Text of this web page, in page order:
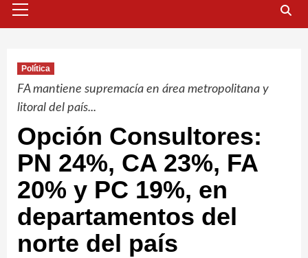
primario
Política
FA mantiene supremacía en área metropolitana y
litoral del país...
Opción Consultores:
PN 24%, CA 23%, FA
20% y PC 19%, en
departamentos del
norte del país